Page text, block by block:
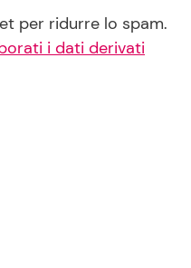
per ridurre lo spam.
i dati derivati